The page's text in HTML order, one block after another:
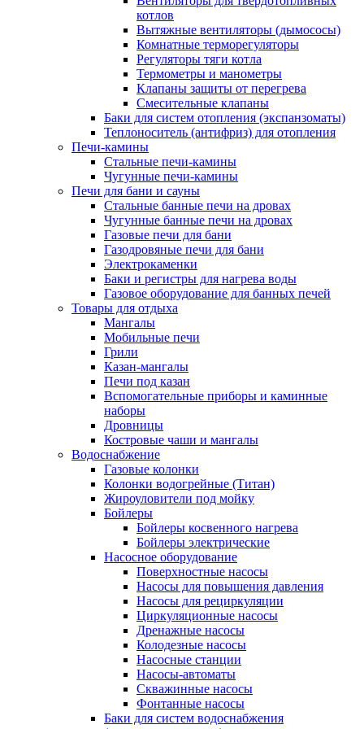
котлов
Вытяжные вентиляторы (дымососы)
Комнатные терморегуляторы
Регуляторы тяги котла
Термометры и манометры
Клапаны защиты от перегрева
Смесительные клапаны
Баки для систем отопления (экспанзоматы)
Теплоноситель (антифриз) для отопления
Печи-камины
Стальные печи-камины
Чугунные печи-камины
Печи для бани и сауны
Стальные банные печи на дровах
Чугунные банные печи на дровах
Газовые печи для бани
Газодровяные печи для бани
Электрокаменки
Баки и регистры для нагрева воды
Газовое оборудование для банных печей
Товары для отдыха
Мангалы
Мобильные печи
Грили
Казан-мангалы
Печи под казан
Вспомогательные приборы и каминные
наборы
Дровницы
Костровые чаши и мангалы
Водоснабжение
Газовые колонки
Колонки водогрейные (Титан)
Жироуловители под мойку
Бойлеры
Бойлеры косвенного нагрева
Бойлеры электрические
Насосное оборудование
Поверхностные насосы
Насосы для повышения давления
Насосы для рециркуляции
Циркуляционные насосы
Дренажные насосы
Колодезные насосы
Насосные станции
Насосы-автоматы
Скважинные насосы
Фонтанные насосы
Баки для систем водоснабжения